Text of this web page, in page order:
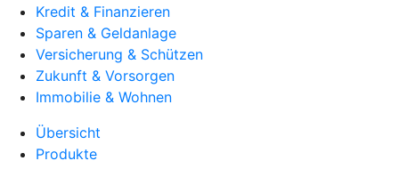
Kredit & Finanzieren
Sparen & Geldanlage
Versicherung & Schützen
Zukunft & Vorsorgen
Immobilie & Wohnen
Übersicht
Produkte